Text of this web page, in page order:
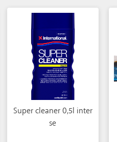
Super cleaner 0,5l inter
se